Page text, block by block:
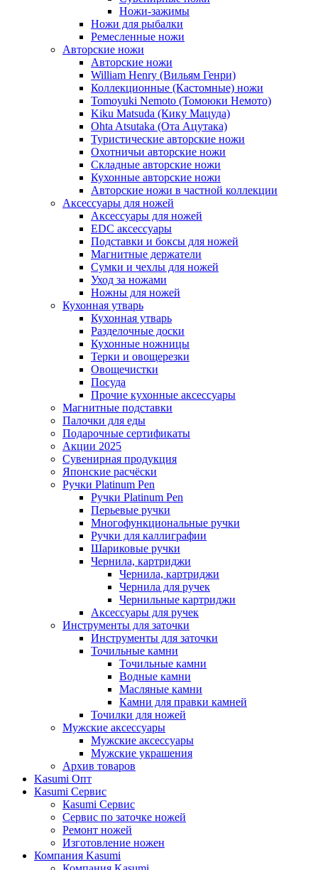
Ножи-зажимы
Ножи для рыбалки
Ремесленные ножи
Авторские ножи
Авторские ножи
William Henry (Вильям Генри)
Коллекционные (Кастомные) ножи
Tomoyuki Nemoto (Томоюки Немото)
Kiku Matsuda (Кику Мацуда)
Ohta Atsutaka (Ота Ацутака)
Туристические авторские ножи
Охотничьи авторские ножи
Складные авторские ножи
Кухонные авторские ножи
Авторские ножи в частной коллекции
Аксессуары для ножей
Аксессуары для ножей
EDC аксессуары
Подставки и боксы для ножей
Магнитные держатели
Сумки и чехлы для ножей
Уход за ножами
Ножны для ножей
Кухонная утварь
Кухонная утварь
Разделочные доски
Кухонные ножницы
Терки и овощерезки
Овощечистки
Посуда
Прочие кухонные аксессуары
Магнитные подставки
Палочки для еды
Подарочные сертификаты
Акции 2025
Сувенирная продукция
Японские расчёски
Ручки Platinum Pen
Ручки Platinum Pen
Перьевые ручки
Многофункциональные ручки
Ручки для каллиграфии
Шариковые ручки
Чернила, картриджи
Чернила, картриджи
Чернила для ручек
Чернильные картриджи
Аксессуары для ручек
Инструменты для заточки
Инструменты для заточки
Точильные камни
Точильные камни
Водные камни
Масляные камни
Камни для правки камней
Точилки для ножей
Мужские аксессуары
Мужские аксессуары
Мужские украшения
Архив товаров
Kasumi Опт
Кasumi Сервис
Кasumi Сервис
Сервис по заточке ножей
Ремонт ножей
Изготовление ножен
Компания Kasumi